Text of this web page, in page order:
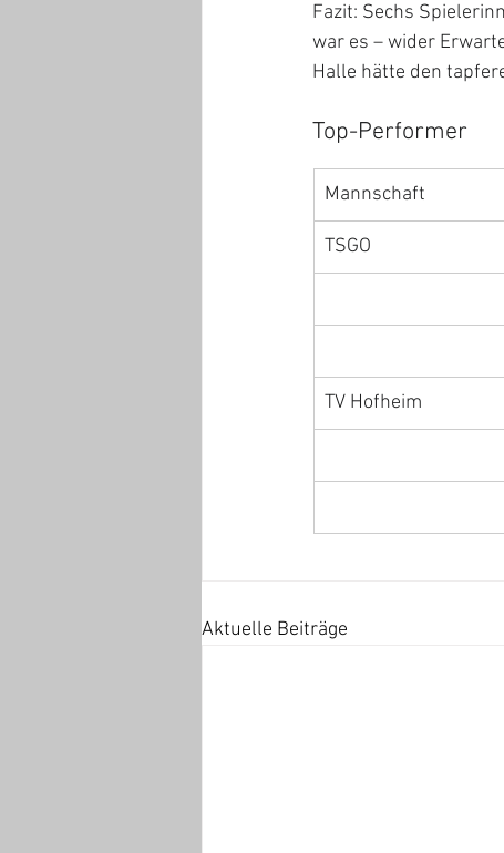
Fazit: Sechs
war es – wider
Halle hätte den
Top-Performer
Mannschaft
TSGO
TV Hofheim
Aktuelle Beiträge